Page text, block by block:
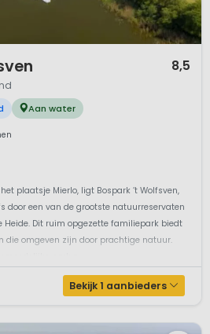
8,5
Aan water
plaatsje Mierlo, ligt Bospark ’t Wolfsven,
door een van de grootste natuurreservaten
Heide. Dit ruim opgezette familiepark biedt
die omgeven zijn door prachtige natuur.
Bekijk 1 aanbieders